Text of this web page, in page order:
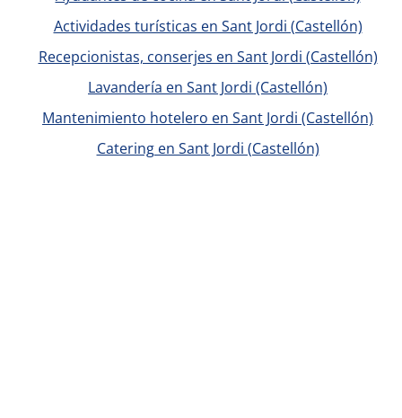
Actividades turísticas en Sant Jordi (Castellón)
Recepcionistas, conserjes en Sant Jordi (Castellón)
Lavandería en Sant Jordi (Castellón)
Mantenimiento hotelero en Sant Jordi (Castellón)
Catering en Sant Jordi (Castellón)